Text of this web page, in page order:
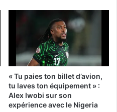
« Tu paies ton billet d’avion,
tu laves ton équipement » :
Alex Iwobi sur son
expérience avec le Nigeria